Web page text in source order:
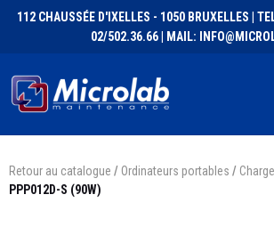
112 CHAUSSÉE D'IXELLES - 1050 BRUXELLES |
02/502.36.66 | MAIL:
Retour au catalogue / Ordinateurs portables /
PPP012D-S (90W)